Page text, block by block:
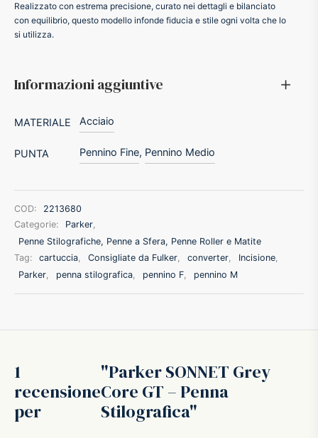
Realizzato con estrema precisione, curato nei dettagli e bilanciato
con equilibrio, questo modello infonde fiducia e stile ogni volta che lo
si utilizza.
Informazioni aggiuntive
MATERIALE Acciaio
PUNTA Pennino Fine, Pennino Medio
COD:
2213680
Categorie:
Parker,
Penne Stilografiche, Penne a Sfera, Penne Roller e Matite
Tag:
cartuccia, Consigliate da Fulker, converter, Incisione,
Parker
penna stilografica pennino F pennino M
1
recensione
per
Parker SONNET Grey
Core GT – Penna
Stilografica
Marche